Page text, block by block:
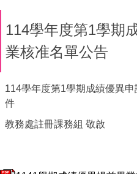
114學年度第1學期
業核准名單公告
114學年度第1學期成績優異
件
教務處註冊課務組 敬啟